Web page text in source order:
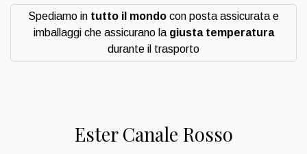
Spediamo in tutto il mondo con posta assicurata e
imballaggi che assicurano la giusta temperatura
durante il trasporto
Ester Canale Rosso